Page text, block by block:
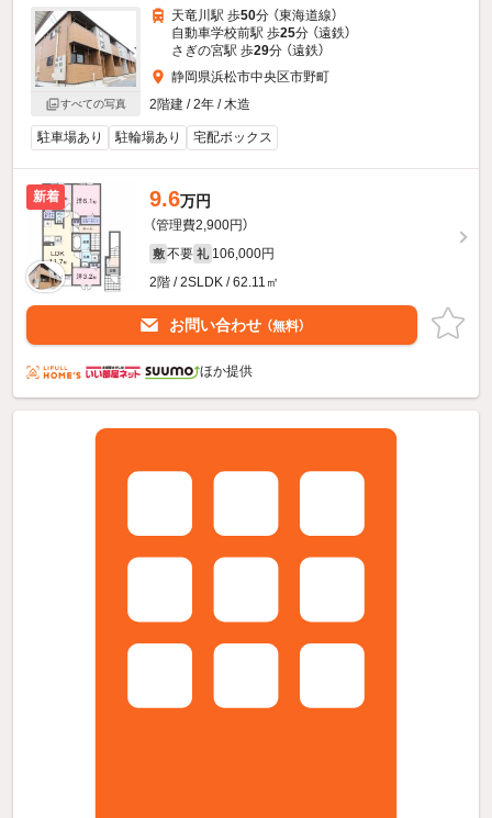
すべての写真
天竜川駅 歩50分 （東海道線）
自動車学校前駅 歩25分 （遠鉄）
さぎの宮駅 歩29分 （遠鉄）
静岡県浜松市中央区市野町
2階建 / 2年 / 木造
駐車場あり 駐輪場あり 宅配ボックス
新着 9.6万円
（管理費2,900円）
敷 不要 礼 106,000円
2階 / 2SLDK / 62.11㎡
お問い合わせ （無料）
ほか提供